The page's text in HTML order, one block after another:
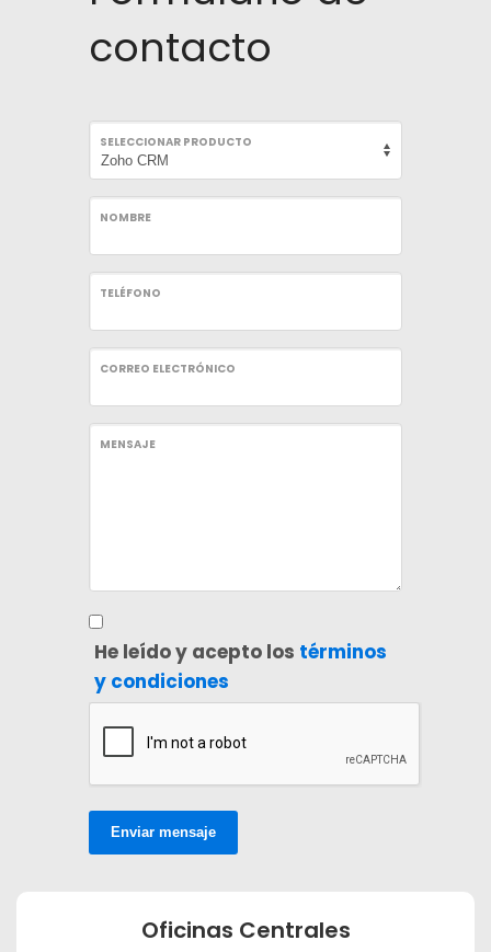
contacto
SELECCIONAR PRODUCTO
NOMBRE
TELÉFONO
CORREO ELECTRÓNICO
MENSAJE
He leído y acepto los términos
y condiciones
Enviar mensaje
Oficinas Centrales